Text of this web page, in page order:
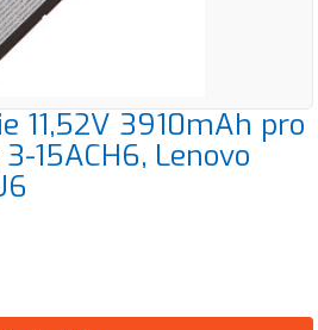
11,52V 3910mAh pro
15ACH6, Lenovo